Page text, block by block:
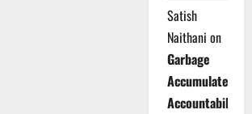
Satish
Naithani on
Garbage
Accumulates,
Accountability